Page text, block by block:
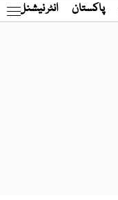
پاکستان انٹر نیشنل